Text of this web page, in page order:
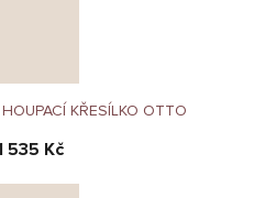
KŘESÍLKO OTTO
535 Kč